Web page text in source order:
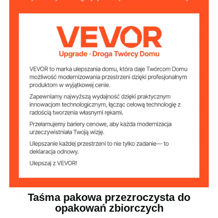
65 jardów (59 436 m)
Skład zestawu 18 rolek taśmy klejącej
Wymiary produktu
(pojedynczy)
4,25 x 4,25 x 1,89 cala / 108
x 108 x 48 mm
Wymiary
opakowania
produktu
Waga produktu 8,38 funta / 3,8 kg
Taśma pakowa przezroczysta do
opakowań zbiorczych